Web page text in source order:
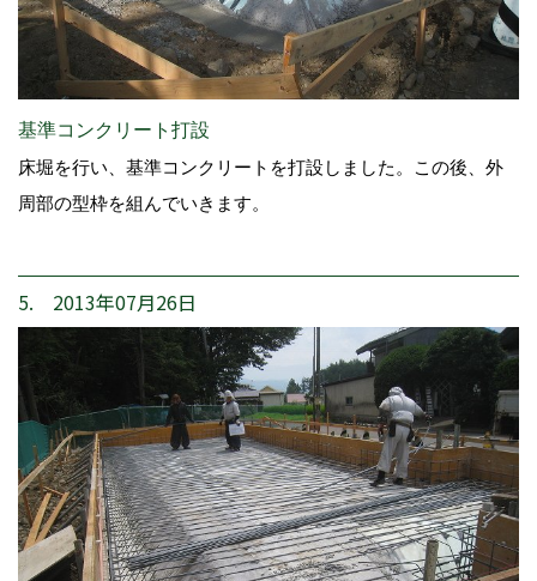
基準コンクリート打設
床堀を行い、基準コンクリートを打設しました。この後、外
周部の型枠を組んでいきます。
5. 2013年07月26日